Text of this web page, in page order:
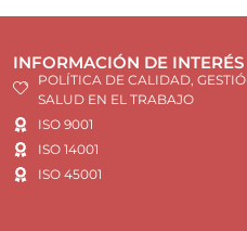
INFORMACIÓN DE INTERÉS
POLÍTICA DE CALIDAD,
SALUD EN EL TRABAJO
ISO 9001
ISO 14001
ISO 45001